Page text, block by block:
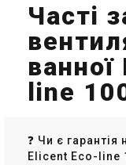
Часті
line
❓ Чи є
Elicent Eco-line